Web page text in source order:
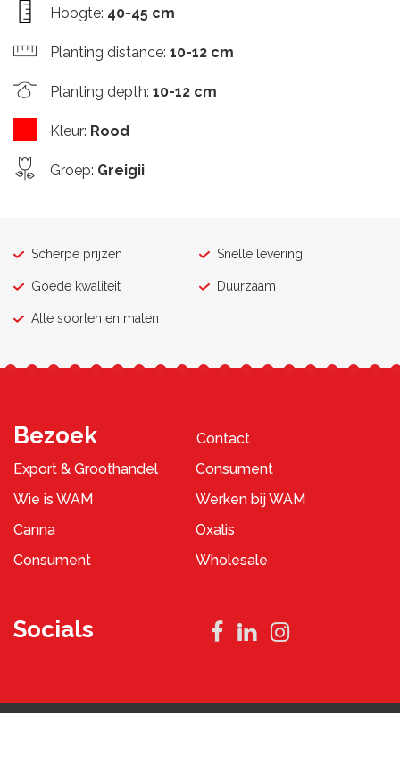
Hoogte: 40-45 cm
Planting distance: 10-12 cm
Planting depth: 10-12 cm
Kleur: Rood
Groep: Greigii
Scherpe prijzen Snelle levering
Goede kwaliteit Duurzaam
Alle soorten en maten
Bezoek
Contact
Export & Groothandel
Consument
Wie is WAM
Werken bij WAM
Canna
Oxalis
Consument
Wholesale
Socials